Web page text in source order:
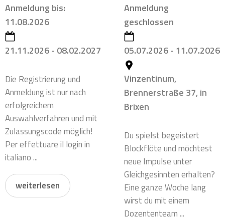
Anmeldung bis:
11.08.2026
21.11.2026 - 08.02.2027
Die Registrierung und
Anmeldung ist nur nach
erfolgreichem
Auswahlverfahren und mit
Zulassungscode möglich!
Per effettuare il login in
italiano ...
weiterlesen
Anmeldung
geschlossen
05.07.2026 - 11.07.2026
Vinzentinum,
Brennerstraße 37, in
Brixen
Du spielst begeistert
Blockflöte und möchtest
neue Impulse unter
Gleichgesinnten erhalten?
Eine ganze Woche lang
wirst du mit einem
Dozententeam ...